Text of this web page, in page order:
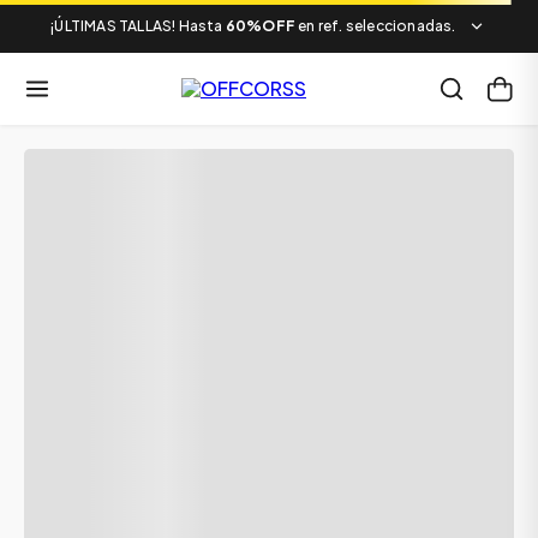
¡ÚLTIMAS TALLAS! Hasta 60%OFF en ref. seleccionadas.